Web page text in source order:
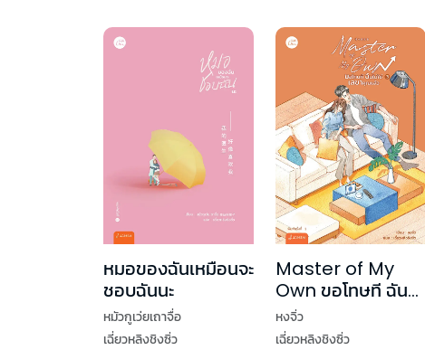
หมอของฉันเหมือนจะ
ชอบฉันนะ
หมัวกูเว่ยเถาจื่อ
เฉี่ยวหลิงชิงซิ่ว
Master of My
Own ขอโทษที ฉัน
ไม่ใช่เลขาคุณแล้ว
เล่ม 3
หงจิ่ว
เฉี่ยวหลิงชิงซิ่ว